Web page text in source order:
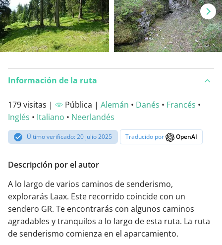
Información de la ruta
179 visitas | Pública | Alemán • Danés • Francés •
Inglés • Italiano • Neerlandés
Último verificado: 20 julio 2025 Traducido por OpenAI
Descripción por el autor
A lo largo de varios caminos de senderismo,
explorarás Laax. Este recorrido coincide con un
sendero GR. Te encontrarás con algunos caminos
agradables y tranquilos a lo largo de esta ruta. La ruta
de senderismo comienza en el aparcamiento.